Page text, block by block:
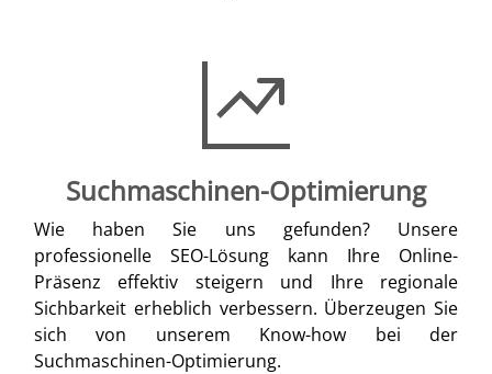
Suchmaschinen-Optimierung
Wie haben Sie uns gefunden? Unsere
professionelle SEO-Lösung kann Ihre Online-
Präsenz effektiv steigern und Ihre regionale
Sichbarkeit erheblich verbessern. Überzeugen Sie
sich von unserem Know-how bei der
Suchmaschinen-Optimierung.